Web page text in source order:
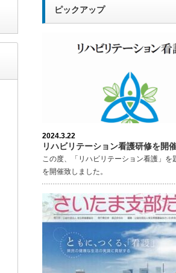
ピックアップ
2024.3.22
リハビリテーション看護研修を開
この度、「リハビリテーション看護」を
を開催致しました。